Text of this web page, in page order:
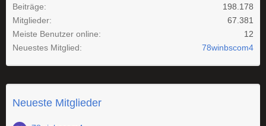
Beiträge
198.178
Mitglieder
67.381
Meiste Benutzer online
12
Neuestes Mitglied
78winbscom4
Neueste Mitglieder